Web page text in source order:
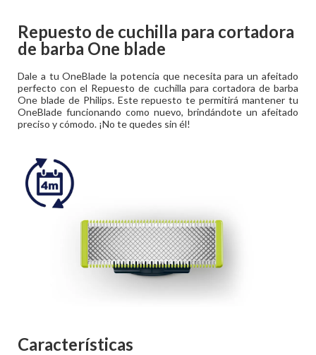
Repuesto de cuchilla para cortadora
de barba One blade
Dale a tu OneBlade la potencia que necesita para un afeitado
perfecto con el Repuesto de cuchilla para cortadora de barba
One blade de Philips. Este repuesto te permitirá mantener tu
OneBlade funcionando como nuevo, brindándote un afeitado
preciso y cómodo. ¡No te quedes sin él!
Características